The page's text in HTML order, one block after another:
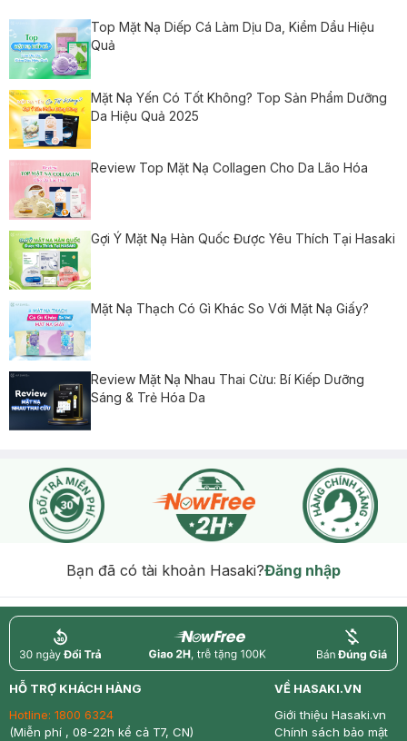
Top Mặt Nạ Diếp Cá Làm Dịu Da, Kiềm Dầu Hiệu
Quả
Mặt Nạ Yến Có Tốt Không? Top Sản Phẩm Dưỡng
Da Hiệu Quả 2025
Review Top Mặt Nạ Collagen Cho Da Lão Hóa
Gợi Ý Mặt Nạ Hàn Quốc Được Yêu Thích Tại Hasaki
Mặt Nạ Thạch Có Gì Khác So Với Mặt Nạ Giấy?
Review Mặt Nạ Nhau Thai Cừu: Bí Kiếp Dưỡng
Sáng & Trẻ Hóa Da
Bạn đã có tài khoản Hasaki?Đăng nhập
return nowfree price
HỖ TRỢ KHÁCH HÀNG
Hotline: 1800 6324
(Miễn phí , 08-22h kể cả T7, CN)
VỀ HASAKI.VN
Giới thiệu Hasaki.vn
Chính sách bảo mật